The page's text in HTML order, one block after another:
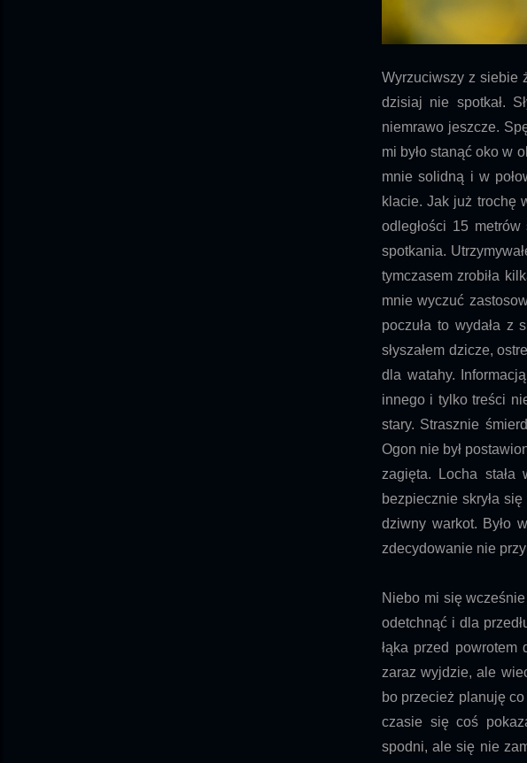
Wyrzuciwszy z siebie
dzisiaj nie spotkał.
niemrawo jeszcze.
mi było stanąć oko w
mnie solidną i w
klacie. Jak już trochę
odległości 15
spotkania.
tymczasem zrobiła
mnie wyczuć
poczuła to wydała z
słyszałem dzicze,
dla watahy.
innego i tylko treści
stary. Strasznie
Ogon nie był
zagięta. Locha
bezpiecznie skryła
dziwny warkot. Było
zdecydowanie nie
Niebo mi się
odetchnąć i dla
łąka przed powrotem
zaraz wyjdzie, ale
bo przecież planuję
czasie się coś
spodni, ale się nie